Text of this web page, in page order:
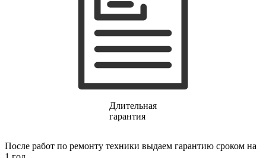
газовой поверхности
генераторов
генераторов азота
генераторов дыма
генераторов льда
генераторов
гидравлических блоков питания
гидроаккумуляторов
гидромассажеров
гидроциклов
Длительная
гарантия
После работ по ремонту техники выдаем гарантию сроком на